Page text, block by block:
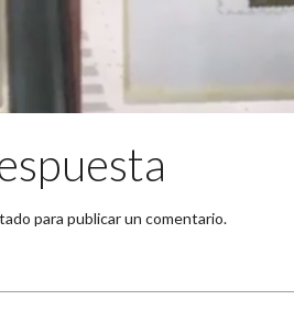
para publicar un comentario.